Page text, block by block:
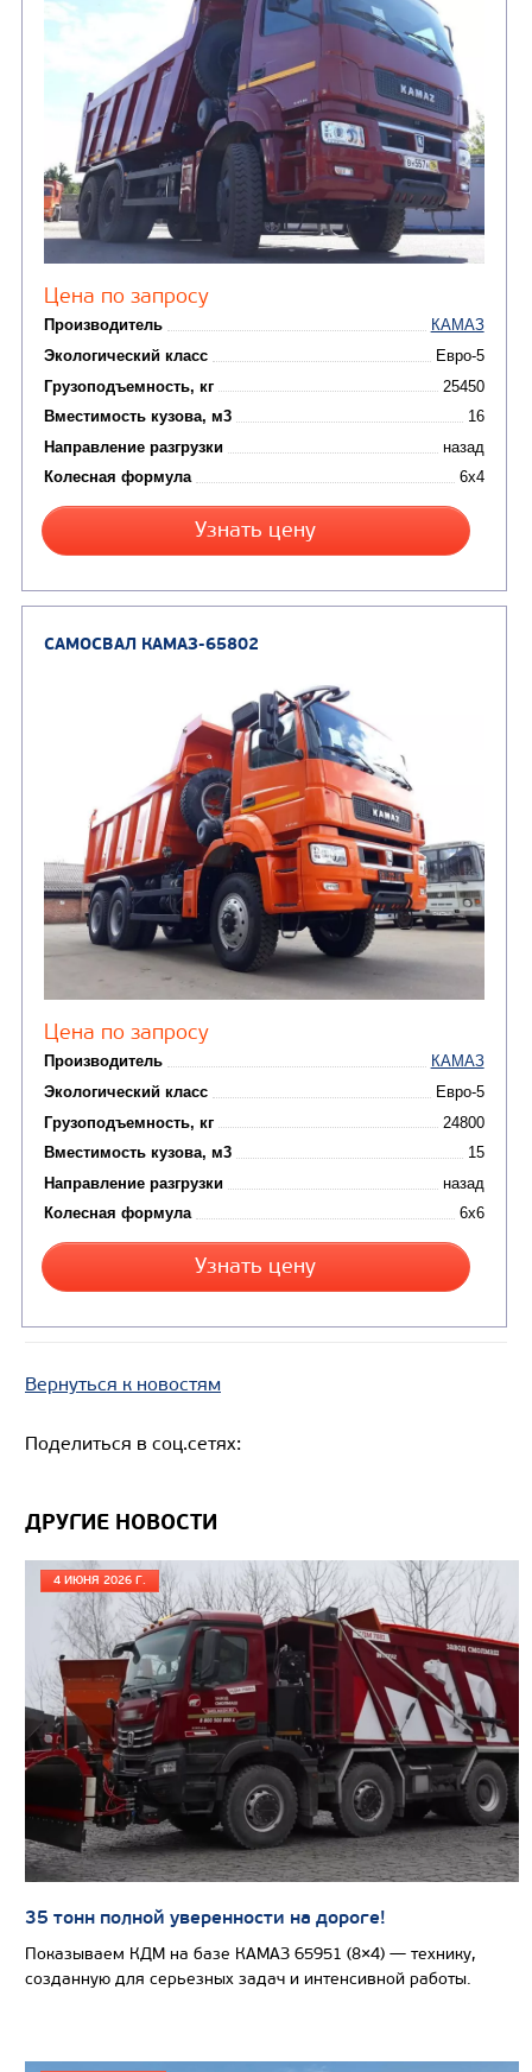
Цена по запросу
Производитель
Экологический класс
Грузоподъемность, кг
Вместимость кузова, м3
Колесная формула
САМОСВАЛ КАМАЗ-6580
Цена по запросу
Экологический класс
Вместимость кузова, м3
Колесная формула
Узнать цену
САМОСВАЛ КАМАЗ-65802
Вернуться к новостям
Поделиться в соц.сетях:
ДРУГИЕ НОВОСТИ
4 ИЮНЯ 2026 Г.
35 тонн полной уверенности на дороге!
Показываем КДМ на базе КАМАЗ 65951 (8×4) — технику,
созданную для серьезных задач и интенсивной работы.